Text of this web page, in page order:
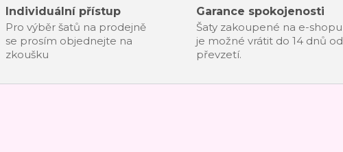
Individuální přístup
Pro výběr šatů na prodejně
se prosím objednejte na
zkoušku
Garance spokojenosti
Šaty zakoupené na e-shopu
je možné vrátit do 14 dnů od
převzetí.